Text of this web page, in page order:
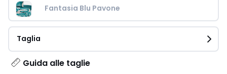
Fantasia Blu Pavone
Taglia
Guida alle taglie